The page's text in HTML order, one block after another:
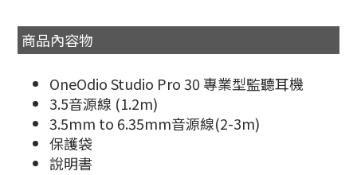
商品內容物
OneOdio Studio Pro 30 專業型監聽耳機
3.5音源線 (1.2m)
3.5mm to 6.35mm音源線(2-3m)
保護袋
說明書